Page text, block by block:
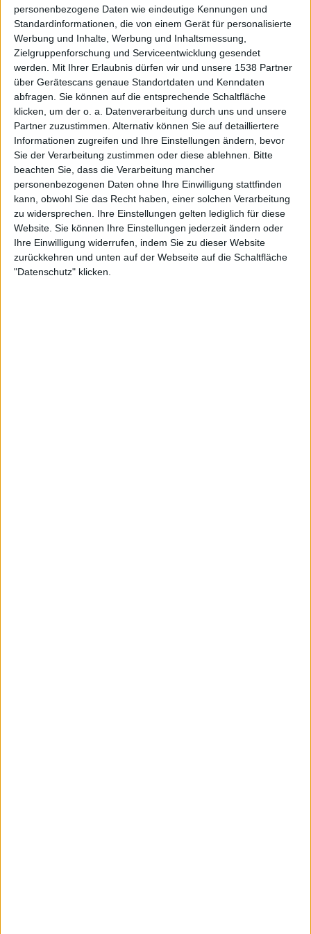
personenbezogene Daten wie eindeutige Kennungen und
Standardinformationen, die von einem Gerät für personalisierte
Werbung und Inhalte, Werbung und Inhaltsmessung,
Zielgruppenforschung und Serviceentwicklung gesendet
werden.
Mit Ihrer Erlaubnis dürfen wir und unsere 1538 Partner
über Gerätescans genaue Standortdaten und Kenndaten
abfragen. Sie können auf die entsprechende Schaltfläche
klicken, um der o. a. Datenverarbeitung durch uns und unsere
Partner zuzustimmen. Alternativ können Sie auf detailliertere
Informationen zugreifen und Ihre Einstellungen ändern, bevor
Sie der Verarbeitung zustimmen oder diese ablehnen.
Bitte
beachten Sie, dass die Verarbeitung mancher
personenbezogenen Daten ohne Ihre Einwilligung stattfinden
kann, obwohl Sie das Recht haben, einer solchen Verarbeitung
zu widersprechen. Ihre Einstellungen gelten lediglich für diese
Website. Sie können Ihre Einstellungen jederzeit ändern oder
Ihre Einwilligung widerrufen, indem Sie zu dieser Website
zurückkehren und unten auf der Webseite auf die Schaltfläche
"Datenschutz" klicken.
News
Rock In Concert
Lernt das Gelände kennen!
Am 17. und 18. Juni steigen im oberfränkischen Lichtenfels
die beiden "Rock In Concert" Open ...
13.04.11